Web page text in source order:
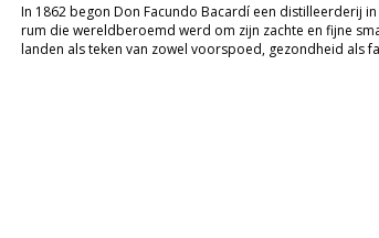
In 1862 begon Don Facundo Bacardí een distilleerderij
rum die wereldberoemd werd om zijn zachte en fijne
landen als teken van zowel voorspoed, gezondheid als